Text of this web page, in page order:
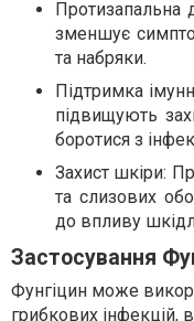
Протизапальна
зменшує
та набряки.
Підтримка
підвищують
боротися з
Захист шкіри:
та слизових
до впливу
Застосування
Фунгіцин може
грибкових інфекцій,